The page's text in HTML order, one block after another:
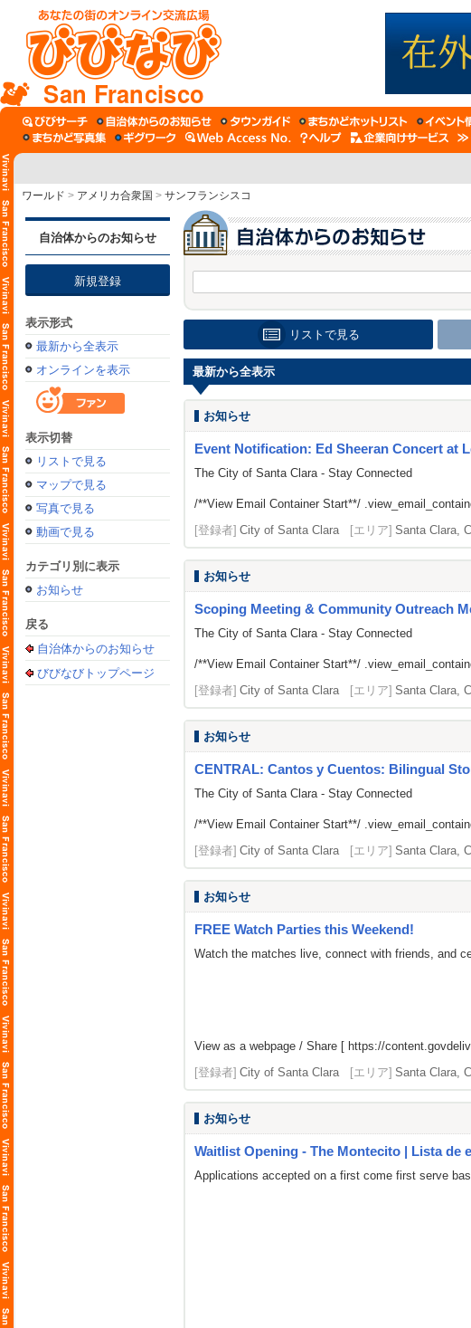
San Francisco
ワールド > アメリカ合衆国 > サンフランシスコ
自治体からのお知らせ
新規登録
表示形式
最新から全表示
オンラインを表示
表示切替
リストで見る
マップで見る
写真で見る
動画で見る
カテゴリ別に表示
お知らせ
戻る
自治体からのお知らせ
びびなびトップページ
リストで見る
最新から全表示
お知らせ
Event Notification: Ed Sheeran Concert at
The City of Santa Clara - Stay Connected
/**View Email Container Start**/
[登録者] City of Santa Clara [エリア] Santa Clara,
お知らせ
Scoping Meeting & Community Outreach
The City of Santa Clara - Stay Connected
/**View Email Container Start**/
[登録者] City of Santa Clara [エリア] Santa Clara,
お知らせ
CENTRAL: Cantos y Cuentos: Bilingual
The City of Santa Clara - Stay Connected
/**View Email Container Start**/
[登録者] City of Santa Clara [エリア] Santa Clara,
お知らせ
FREE Watch Parties this Weekend!
Watch the matches live, connect with friends, and
View as a webpage / Share [ https://
[登録者] City of Santa Clara [エリア] Santa Clara,
お知らせ
Waitlist Opening - The Montecito | Lista de
Applications accepted on a first come first serve